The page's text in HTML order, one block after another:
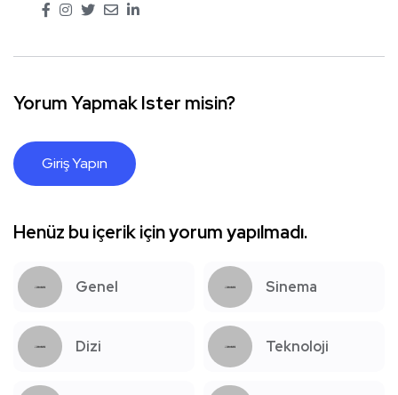
Yorum Yapmak Ister misin?
Giriş Yapın
Henüz bu içerik için yorum yapılmadı.
Genel Sinema
Dizi Teknoloji